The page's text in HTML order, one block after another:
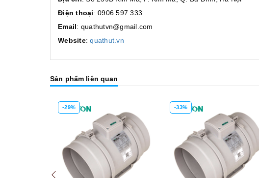
Điện thoại: 0906 597 333
Email: quathutvn@gmail.com
Website:quathut.vn
Sản phẩm liên quan
Xem
-33%
Mua hàng Mua hàng